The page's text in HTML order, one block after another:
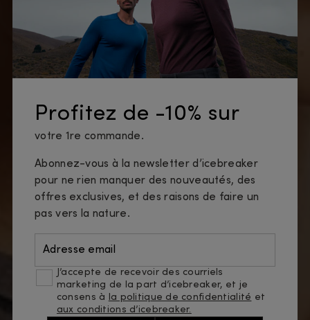
Profitez de -10% sur
votre 1re commande.
Abonnez-vous à la newsletter d’icebreaker
pour ne rien manquer des nouveautés, des
offres exclusives, et des raisons de faire un
pas vers la nature.
Adresse email
J’accepte de recevoir des courriels
marketing de la part d’icebreaker, et je
consens à
la politique de confidentialité et
aux conditions d’icebreaker.